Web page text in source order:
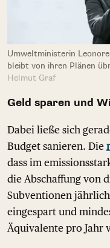
Umweltministerin
bleibt von ihren Plänen
Helmut Graf
Geld sparen und
Dabei ließe sich
Budget sanieren. Die
dass im
die Abschaffung von
Subventionen
eingespart und
Äquivalente pro Jahr